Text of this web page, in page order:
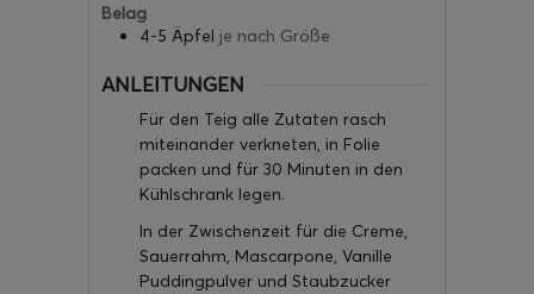
Belag
4-5 Äpfel je nach Größe
ANLEITUNGEN
Für den Teig alle Zutaten rasch
miteinander verkneten, in Folie
packen und für 30 Minuten in den
Kühlschrank legen.
In der Zwischenzeit für die Creme,
Sauerrahm, Mascarpone, Vanille
Puddingpulver und Staubzucker